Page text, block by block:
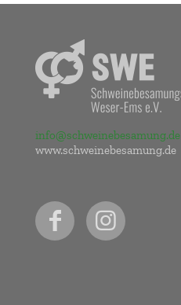
info@schweinebesamung.de
www.schweinebesamung.de